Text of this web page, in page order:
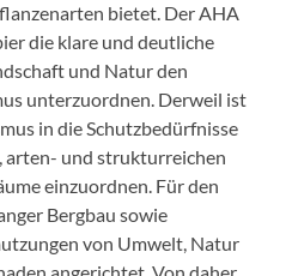
bietet. Der AHA
die klare und deutliche
und Natur den
unterzuordnen. Derweil ist
in die Schutzbedürfnisse
arten- und strukturreichen
einzuordnen. Für den
Bergbau sowie
von Umwelt, Natur